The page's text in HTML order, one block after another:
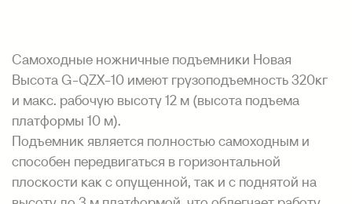
Самоходные ножничные подъемники Новая
Высота G-QZX-10 имеют грузоподъемность 320кг
и макс. рабочую высоту 12 м (высота подъема
платформы 10 м).
Подъемник является полностью самоходным и
способен передвигаться в горизонтальной
плоскости как с опущенной, так и с поднятой на